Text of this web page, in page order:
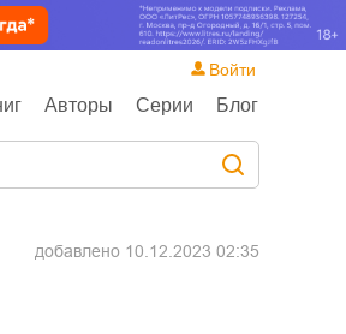
Авторы Серии Блог
Войти
добавлено 10.12.2023 02:35